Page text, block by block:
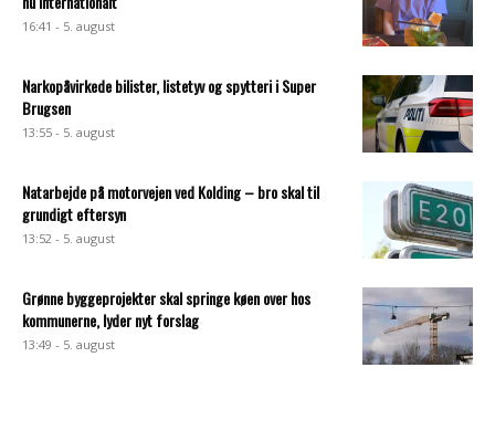
16:41 - 5. august
Narkopåvirkede bilister, listetyv og spytteri i Super
Brugsen
13:55 - 5. august
Natarbejde på motorvejen ved Kolding – bro skal til
grundigt eftersyn
13:52 - 5. august
Grønne byggeprojekter skal springe køen over hos
kommunerne, lyder nyt forslag
13:49 - 5. august